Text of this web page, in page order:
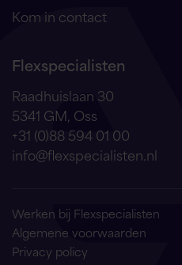
Kom in contact
Flexspecialisten
Raadhuislaan 30
5341 GM, Oss
+31 (0)88 594 01 00
info@flexspecialisten.nl
Werken bij Flexspecialisten
Algemene voorwaarden
Privacy policy